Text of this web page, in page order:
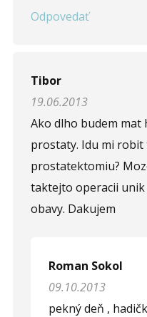
Odpovedať
Tibor
19.06.2013
Ako dlho budem mat
prostaty. Idu mi
prostatektomiu?
taktejto operacii
obavy. Dakujem
Roman Sokol
09.10.2013
pekný deň ,